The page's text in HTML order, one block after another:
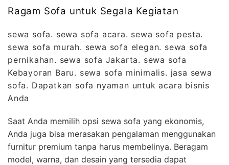
Ragam Sofa untuk Segala Kegiatan
sewa sofa. sewa sofa acara. sewa sofa pesta.
sewa sofa murah. sewa sofa elegan. sewa sofa
pernikahan. sewa sofa Jakarta. sewa sofa
Kebayoran Baru. sewa sofa minimalis. jasa sewa
sofa. Dapatkan sofa nyaman untuk acara bisnis
Anda
Saat Anda memilih opsi sewa sofa yang ekonomis,
Anda juga bisa merasakan pengalaman menggunakan
furnitur premium tanpa harus membelinya. Beragam
model, warna, dan desain yang tersedia dapat